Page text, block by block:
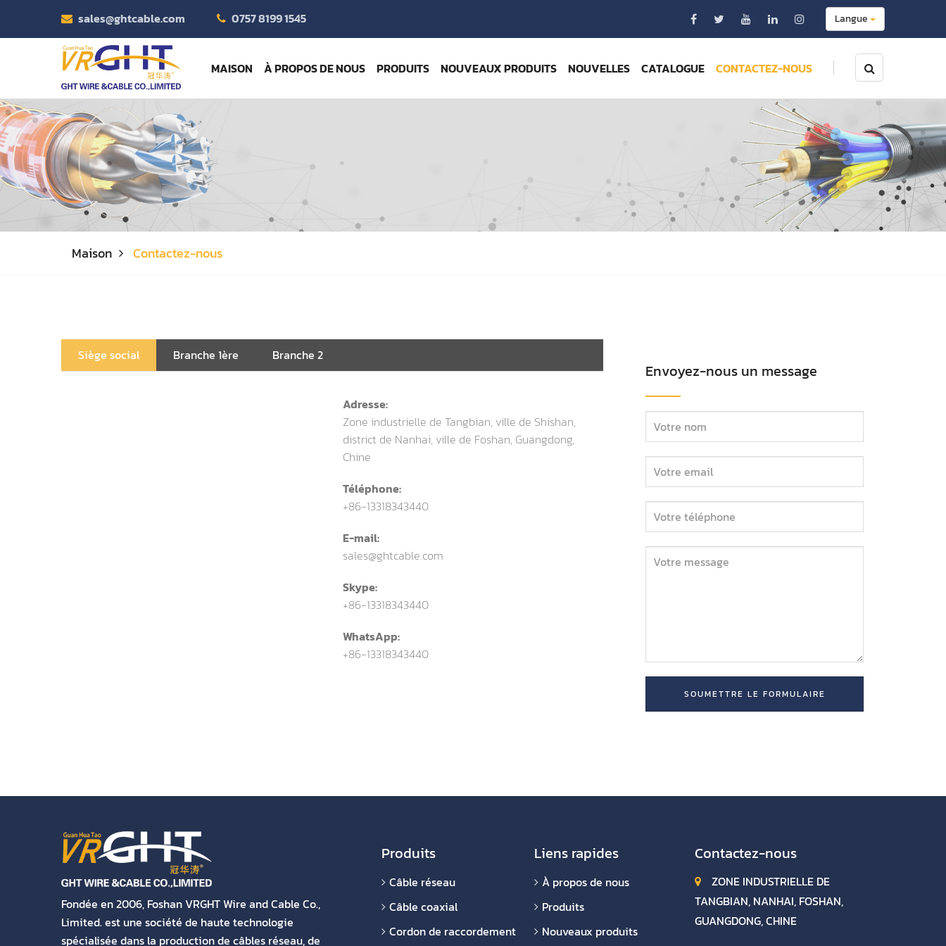
sales@ghtcable.com 0757 8199 1545 Langue
MAISON À PROPOS DE NOUS PRODUITS NOUVEAUX PRODUITS NOUVELLES CATALOGUE CONTACTEZ-NOUS
Maison Contactez-nous
Siège social Branche 1ère Branche 2
Adresse:
Zone industrielle de Tangbian, ville de Shishan,
district de Nanhai, ville de Foshan, Guangdong,
Chine
Téléphone:
+86-13318343440
E-mail:
sales@ghtcable.com
Skype:
+86-13318343440
WhatsApp:
+86-13318343440
Envoyez-nous un message
Fondée en 2006, Foshan VRGHT Wire and Cable Co.,
Limited. est une société de haute technologie
spécialisée dans la production de câbles réseau, de
Produits
Câble réseau
Câble coaxial
Cordon de raccordement
Liens rapides
À propos de nous
Produits
Nouveaux produits
Contactez-nous
ZONE INDUSTRIELLE DE
TANGBIAN, NANHAI, FOSHAN,
GUANGDONG, CHINE